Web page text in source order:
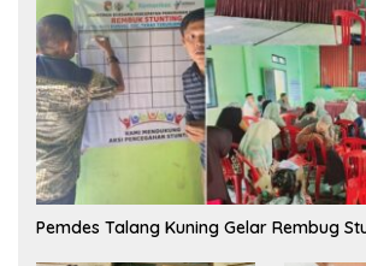
Pemdes Talang Kuning Gelar Rembug